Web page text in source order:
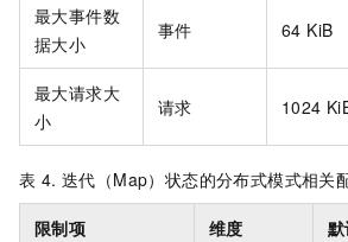
最大事件数
据大小
事件 64 KiB
最大请求大
小
请求 1024
表 4. 迭代（Map）状态的分布式模式相关
限制项 维度